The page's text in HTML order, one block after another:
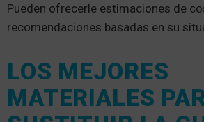
Pueden ofrecerle estimaciones de
recomendaciones basadas en su
LOS MEJORES
MATERIALES